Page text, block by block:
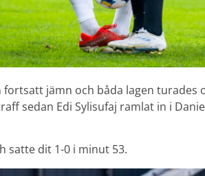
jämn och båda lagen turades
sedan Edi Sylisufaj ramlat in i
satte dit 1-0 i minut 53.